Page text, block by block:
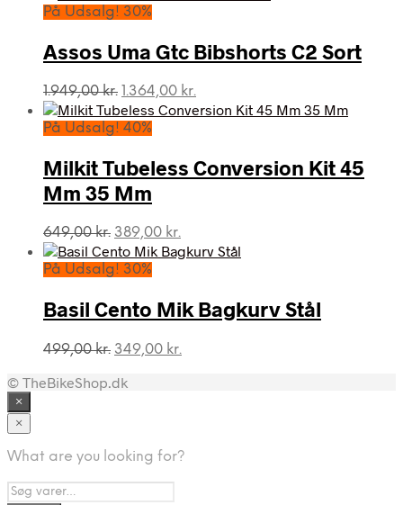
På Udsalg! 30%
Assos Uma Gtc Bibshorts C2 Sort
1.949,00kr. Den
oprindelige
pris
1.949,00 kr..
1.364,00 kr.
aktuelle
1.364,00 kr..
På Udsalg! 40%
Milkit Tubeless Conversion Kit 45
Mm 35 Mm
649,00kr. Den
oprindelige
pris
649,00 kr..
389,00 kr.
aktuelle
389,00 kr..
På Udsalg! 30%
Basil Cento Mik Bagkurv Stål
499,00kr. Den
pris
349,00 kr.
© TheBikeShop.dk
×
×
What are you looking for?